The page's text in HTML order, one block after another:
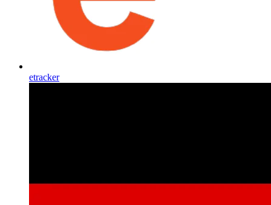
etracker